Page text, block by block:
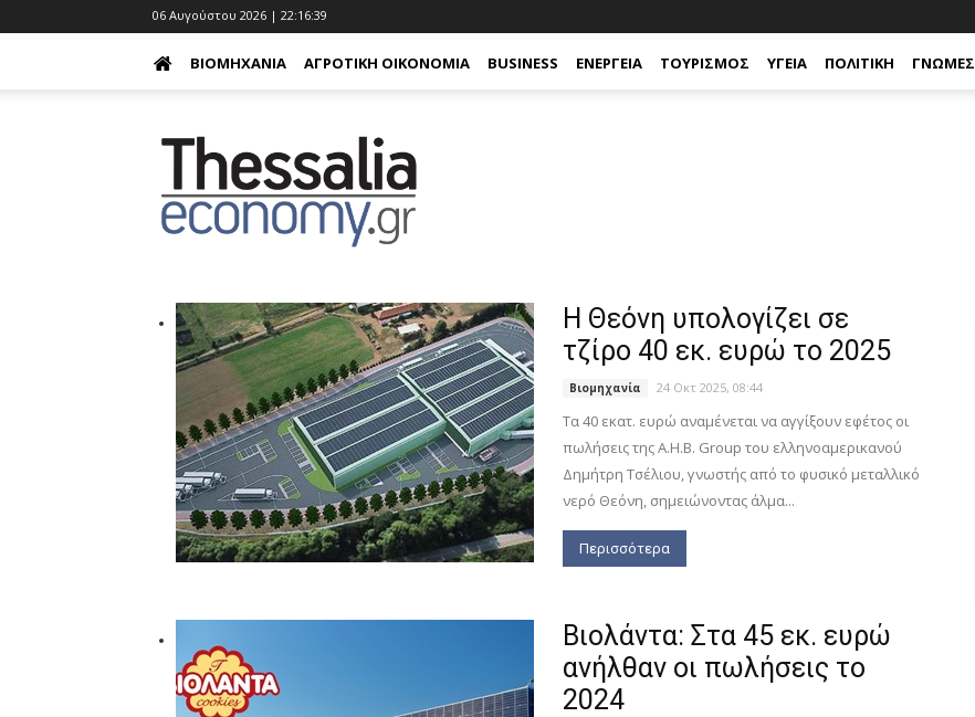
06 Αυγούστου 2026 | 22:16:40
ΒΙΟΜΗΧΑΝΊΑ ΑΓΡΟΤΙΚΉ ΟΙΚΟΝΟΜΊΑ BUSINESS ΕΝΈΡΓΕΙΑ ΤΟΥΡΙΣΜΌΣ ΥΓΕΊΑ ΠΟΛΙΤΙΚΉ ΓΝΏΜΕΣ
Η Θεόνη υπολογίζει σε
τζίρο 40 εκ. ευρώ το 2025
Βιομηχανία 24 Οκτ 2025, 08:44
Τα 40 εκατ. ευρώ αναμένεται να αγγίξουν εφέτος οι
πωλήσεις της A.H.B. Group του ελληνοαμερικανού
Δημήτρη Τσέλιου, γνωστής από το φυσικό μεταλλικό
νερό Θεόνη, σημειώνοντας άλμα...
Περισσότερα
Βιολάντα: Στα 45 εκ. ευρώ
ανήλθαν οι πωλήσεις το
2024